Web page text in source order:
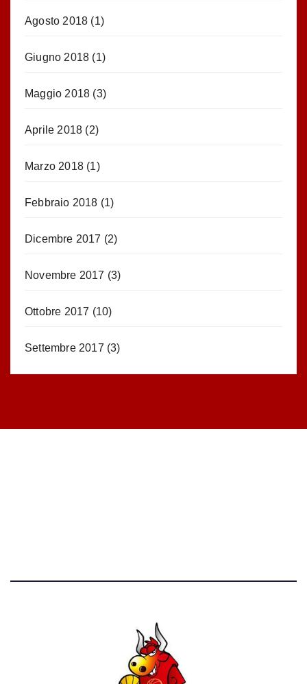
Agosto 2018 (1)
Giugno 2018 (1)
Maggio 2018 (3)
Aprile 2018 (2)
Marzo 2018 (1)
Febbraio 2018 (1)
Dicembre 2017 (2)
Novembre 2017 (3)
Ottobre 2017 (10)
Settembre 2017 (3)